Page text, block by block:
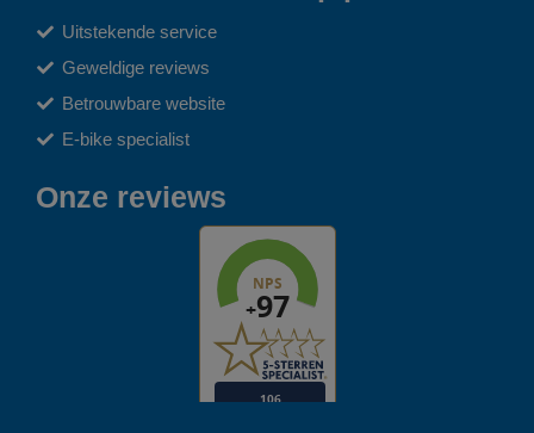
Uitstekende service
Geweldige reviews
Betrouwbare website
E-bike specialist
Onze reviews